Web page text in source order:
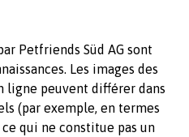
Petfriends Süd AG sont
Les images des
ligne peuvent différer dans
(par exemple, en termes
qui ne constitue pas un